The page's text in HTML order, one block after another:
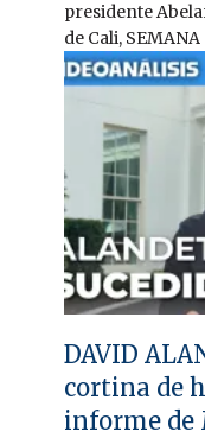
presidente
de Cali,
DAVID
cortina de
informe de